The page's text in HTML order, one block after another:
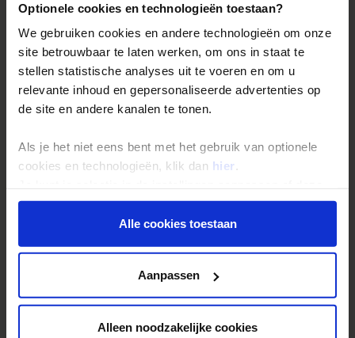
Optionele cookies en technologieën toestaan?
We gebruiken cookies en andere technologieën om onze
site betrouwbaar te laten werken, om ons in staat te
stellen statistische analyses uit te voeren en om u
relevante inhoud en gepersonaliseerde advertenties op
de site en andere kanalen te tonen.
Als je het niet eens bent met het gebruik van optionele
cookies en technologieën, klik dan hier .
onder aan de pagina op elk gewenst moment voor de
toekomst wijzigen.Alle cookies toestaan
Aanpassen
Alleen noodzakelijke cookies
Reis- en annuleringsvoorwaarden
Veelgestelde vragen
Inloggen op mijn.Shoestring
Groepsreizen
Single reizen
Festivalreizen
Gegarandeerde reizen
Nieuwe reizen
Over Shoestring
Bel, mail of chat met ons